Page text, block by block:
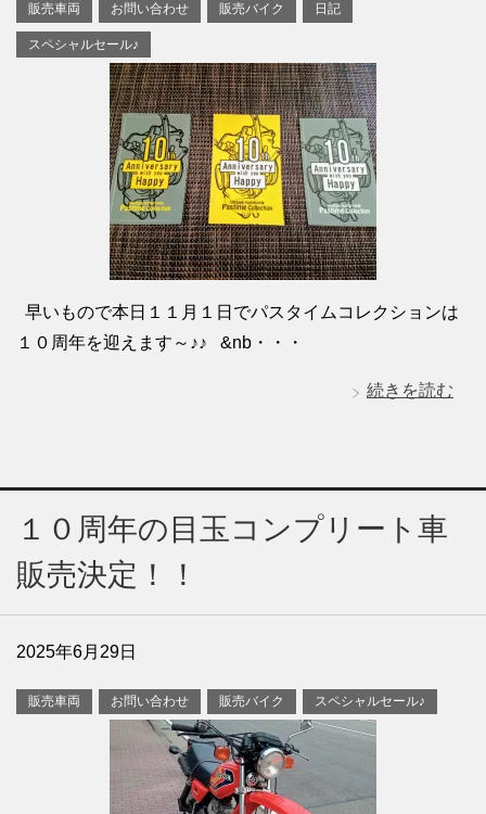
販売車両 お問い合わせ 販売バイク 日記
スペシャルセール♪
早いもので本日１１月１日でパスタイムコレクションは
１０周年を迎えます～♪♪ &nb・・・
続きを読む
１０周年の目玉コンプリート車
販売決定！！
2025年6月29日
販売車両 お問い合わせ 販売バイク スペシャルセール♪